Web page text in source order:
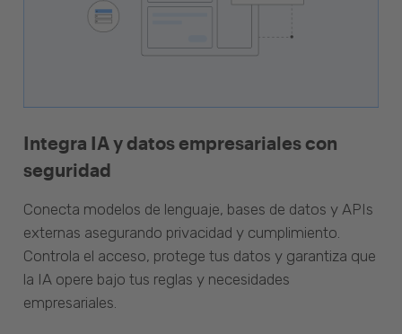
Integra IA y datos empresariales con
seguridad
Conecta modelos de lenguaje, bases de datos y APIs
externas asegurando privacidad y cumplimiento.
Controla el acceso, protege tus datos y garantiza que
la IA opere bajo tus reglas y necesidades
empresariales.